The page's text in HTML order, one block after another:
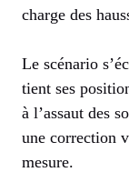
charge des
Le scénario
tient ses
à l’assaut des
une correction
mesure.